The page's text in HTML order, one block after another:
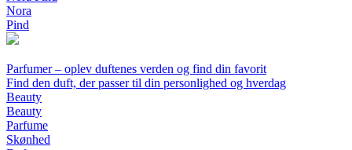
Nora
Pind
Parfumer – oplev duftenes verden og find din favorit
Find den duft, der passer til din personlighed og hverdag
Beauty
Beauty
Parfume
Skønhed